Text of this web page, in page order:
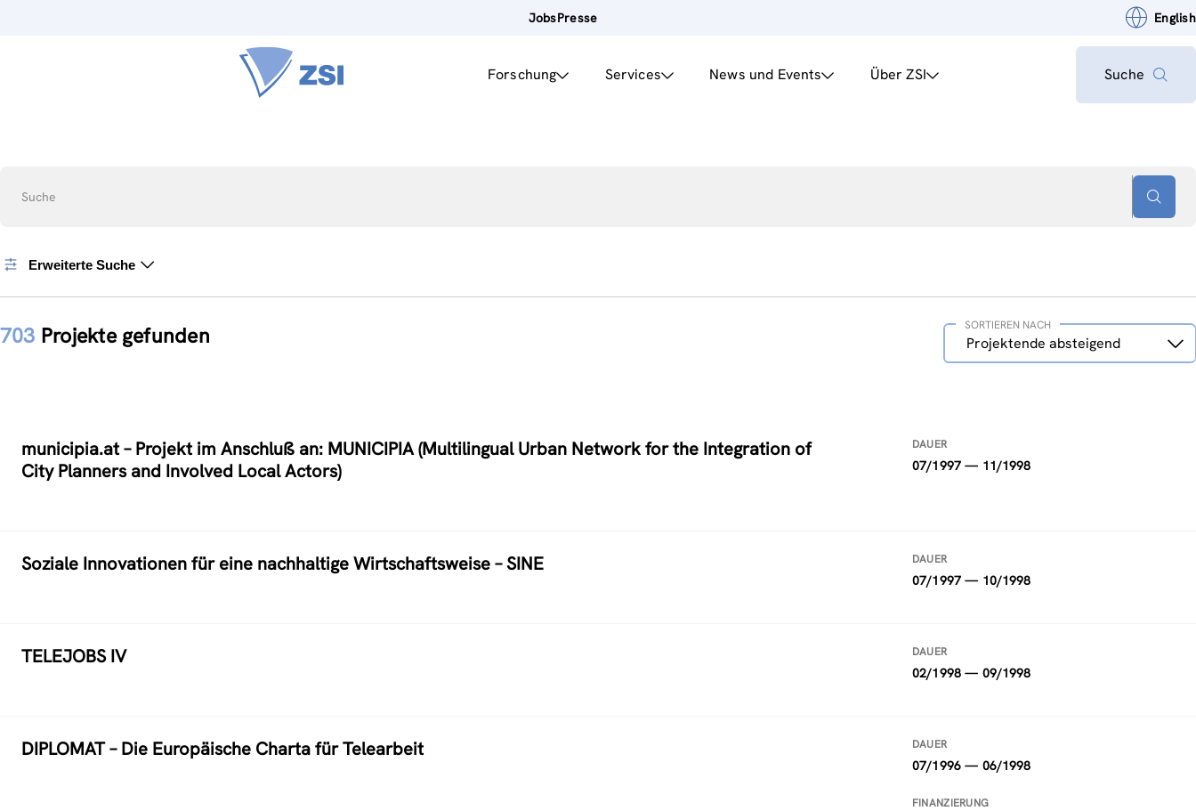
JobsPresse English
Forschung Services News und Events Über ZSI Suche
Suche
Erweiterte Suche
703 Projekte gefunden
Sortieren
nachProjektende absteigend
SORTIEREN NACH
municipia.at – Projekt im Anschluß an: MUNICIPIA (Multilingual Urban Network for the Integration of
City Planners and Involved Local Actors)
DAUER
07/1997 — 11/1998
Soziale Innovationen für eine nachhaltige Wirtschaftsweise – SINE DAUER
07/1997 — 10/1998
TELEJOBS IV DAUER
02/1998 — 09/1998
DIPLOMAT – Die Europäische Charta für Telearbeit DAUER
07/1996 — 06/1998
FINANZIERUNG